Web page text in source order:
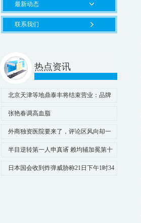
最新动态
联系我们
热点资讯
北京天津等地鼎泰丰将结束营业：品牌
期限届满，华东华南门店不受影响
张艳春调高血脂
外商独资医院要来了，评论区风向却一
边倒？
半目逆转第一人申真谞 赖均辅加冕第十
届国手山脉
日本国会收到炸弹威胁称21日下午1时34